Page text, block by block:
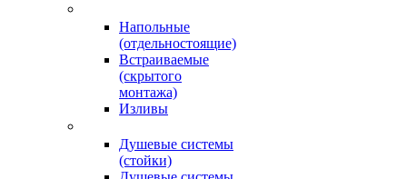
Напольные
(отдельностоящие)
Встраиваемые
(скрытого
монтажа)
Изливы
Душевые системы
(стойки)